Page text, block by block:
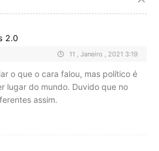
2.0
11 , Janeiro , 2021 3:19
o que o cara falou, mas político é
lugar do mundo. Duvido que no
assim.